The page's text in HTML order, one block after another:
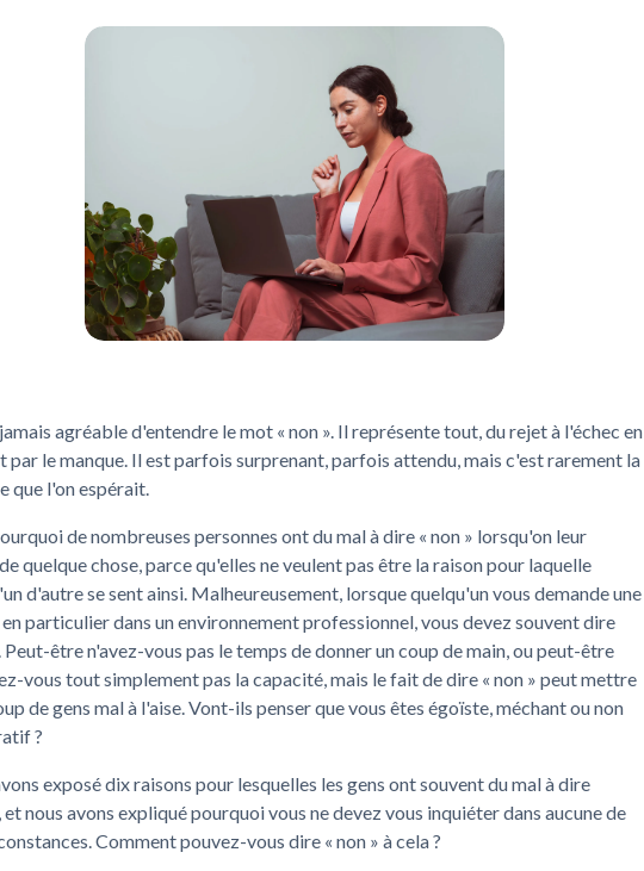
agréable d'entendre le mot « non ». Il représente tout, du rejet à l'échec en
par le manque. Il est parfois surprenant, parfois attendu, mais c'est rarement la
que l'on espérait.
de nombreuses personnes ont du mal à dire « non » lorsqu'on leur
quelque chose, parce qu'elles ne veulent pas être la raison pour laquelle
d'autre se sent ainsi. Malheureusement, lorsque quelqu'un vous demande une
particulier dans un environnement professionnel, vous devez souvent dire
Peut-être n'avez-vous pas le temps de donner un coup de main, ou peut-être
vous tout simplement pas la capacité, mais le fait de dire « non » peut mettre
de gens mal à l'aise. Vont-ils penser que vous êtes égoïste, méchant ou non
?
exposé dix raisons pour lesquelles les gens ont souvent du mal à dire
et nous avons expliqué pourquoi vous ne devez vous inquiéter dans aucune de
Comment pouvez-vous dire « non » à cela ?